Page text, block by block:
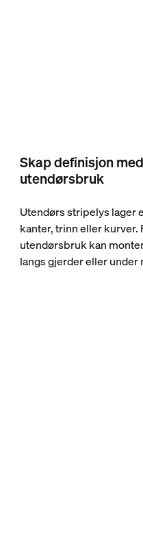
Skap definisjon
utendørsbruk
Utendørs stripelys lager
kanter, trinn eller
utendørsbruk kan
langs gjerder eller